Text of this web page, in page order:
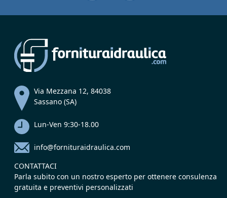
Via Mezzana 12, 84038
Sassano (SA)
Lun-Ven 9:30-18.00
info@fornituraidraulica.com
CONTATTACI
Parla subito con un nostro esperto per ottenere consulenza
gratuita e preventivi personalizzati